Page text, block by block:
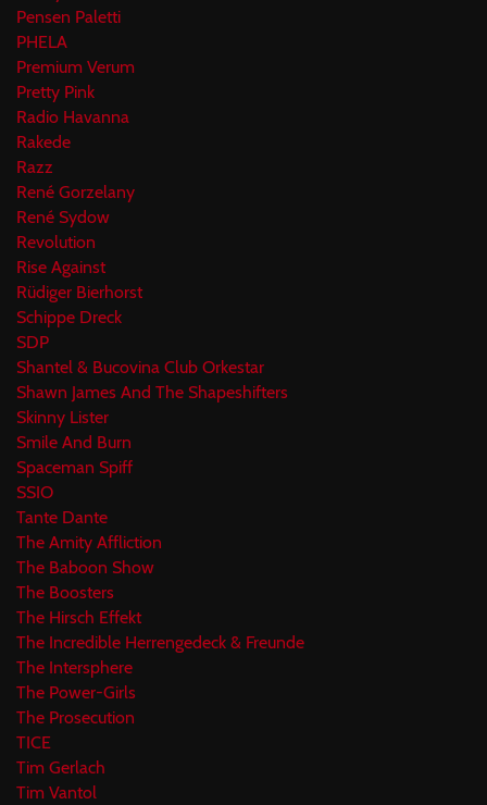
Pensen Paletti
PHELA
Premium Verum
Pretty Pink
Radio Havanna
Rakede
Razz
René Gorzelany
René Sydow
Revolution
Rise Against
Rüdiger Bierhorst
Schippe Dreck
SDP
Shantel & Bucovina Club Orkestar
Shawn James And The Shapeshifters
Skinny Lister
Smile And Burn
Spaceman Spiff
SSIO
Tante Dante
The Amity Affliction
The Baboon Show
The Boosters
The Hirsch Effekt
The Incredible Herrengedeck & Freunde
The Intersphere
The Power-Girls
The Prosecution
TICE
Tim Gerlach
Tim Vantol